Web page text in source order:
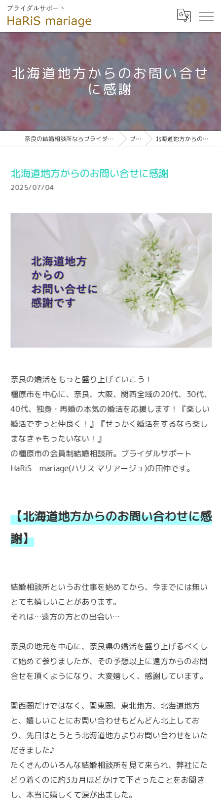
北海道地方からのお問い合せ
に感謝
奈良の結婚相談所ならブライダルサポート HaRiS mariage ブログ 北海道地方からのお問い合せに感謝
北海道地方からのお問い合せに感謝
2025/07/04
奈良の婚活をもっと盛り上げていこう！
橿原市を中心に、奈良、大阪、関西全域の20代、30代、
40代、独身・再婚の本気の婚活を応援します！『楽しい
婚活でずっと仲良く！』『せっかく婚活をするなら楽し
まなきゃもったいない！』
の橿原市の会員制結婚相談所。ブライダルサポート
HaRiS mariage(ハリス マリアージュ)の田仲です。
【北海道地方からのお問い合わせに感
謝】
結婚相談所というお仕事を始めてから、今までには無い
とても嬉しいことがあります。
それは…遠方の方との出会い…
奈良の地元を中心に、奈良県の婚活を盛り上げるべくし
て始めて参りましたが、その予想以上に遠方からのお問
合せを頂くようになり、大変嬉しく、感謝しています。
関西圏だけではなく、関東圏、東北地方、北海道地方
と、嬉しいことにお問い合わせもどんどん北上してお
り、先日はとうとう北海道地方よりお問い合わせをいた
だきました♪
たくさんのいろんな結婚相談所を見て来られ、弊社にた
どり着くのに約3カ月ほどかけて下さったことをお聞き
し、本当に嬉しくて涙が出ました。